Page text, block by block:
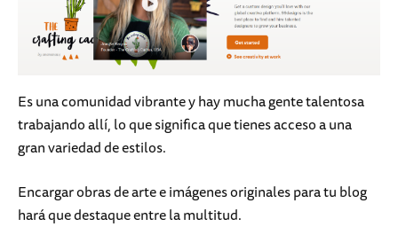
Es una comunidad vibrante y hay mucha gente talentosa
trabajando allí, lo que significa que tienes acceso a una
gran variedad de estilos.
Encargar obras de arte e imágenes originales para tu blog
hará que destaque entre la multitud.